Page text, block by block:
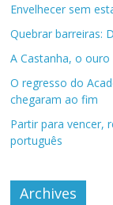
Envelhecer sem
Quebrar barreiras:
A Castanha, o ouro
O regresso do
chegaram ao fim
Partir para vencer,
português
Archives